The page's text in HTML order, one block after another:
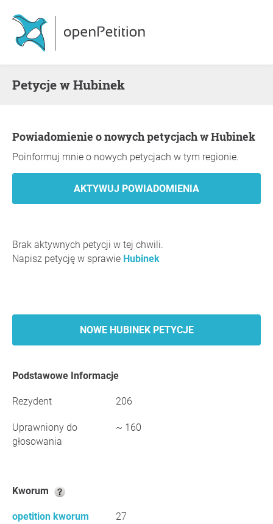
Petycje w Hubinek
Powiadomienie o nowych petycjach w Hubinek
Poinformuj mnie o nowych petycjach w tym regionie.
Brak aktywnych petycji w tej chwili.
Napisz petycję w sprawie Hubinek
NOWE HUBINEK PETYCJE
Podstawowe Informacje
Rezydent 206
Uprawniony do
głosowania
~ 160
Kworum
opetition kworum
27